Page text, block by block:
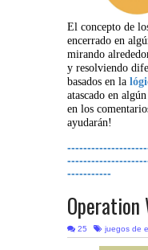
El concepto de
encerrado en
mirando
y resolviendo
basados en la
atascado en
en los
ayudarán!
-----------
Operation
25 juegos de